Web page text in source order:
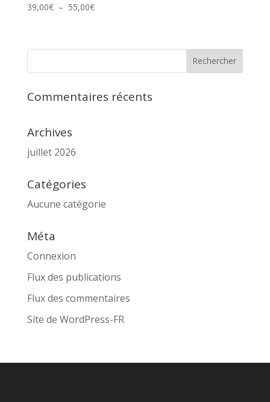
39,00€ – 55,00€Plage
39,00€
55,00€
Commentaires récents
Archives
juillet 2026
Catégories
Aucune catégorie
Méta
Connexion
Flux des publications
Flux des commentaires
Site de WordPress-FR